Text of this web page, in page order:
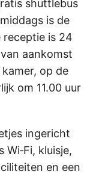
shuttlebus
is de
is 24
aankomst
op de
om 11.00 uur
ingericht
kluisje,
en een